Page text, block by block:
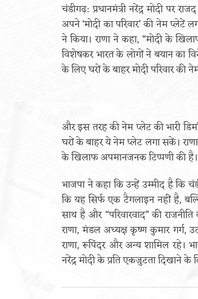
चंडीगढ़: प्रधानमंत्री नरेंद्र मोदी पर
अपने ‘मोदी का परिवार’ की नेम प्लेटें
ने किया। राणा ने कहा, “मोदी के
विशेषकर भारत के लोगों ने बयान का
के लिए घरों के बाहर मोदी परिवार की
और इस तरह की नेम प्लेट की भारी
घरों के बाहर ये नेम प्लेट लगा सकें।
के खिलाफ अपमानजनक टिप्पणी की
भाजपा ने कहा कि उन्हें उम्मीद है कि
कि यह सिर्फ एक टैगलाइन नहीं है,
साथ है और “परिवारवाद” की
राणा, मंडल अध्यक्ष कृष्ण कुमार गर्ग,
राणा, रूपिंदर और अन्य शामिल रहे।
नरेंद्र मोदी के प्रति एकजुटता दिखाने